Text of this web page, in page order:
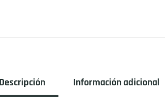
Descripción Información adicional